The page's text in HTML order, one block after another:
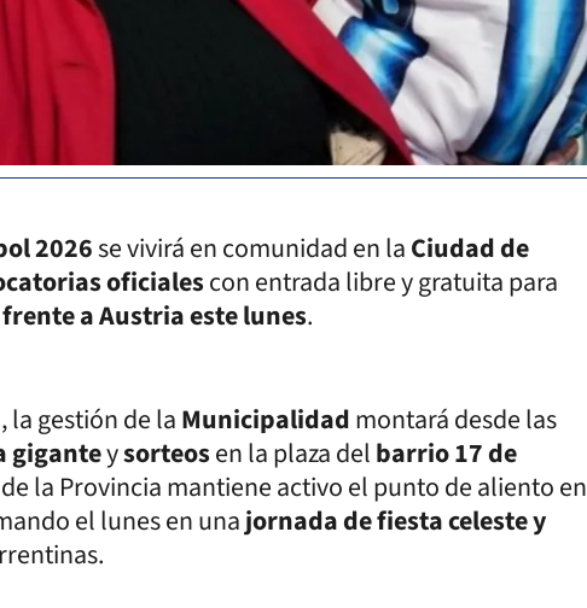
2026se vivirá en comunidad en laCiudad de
oficialescon entrada libre y gratuita para
a Austria este lunes.
la gestión de laMunicipalidadmontará desde las
giganteysorteosen la plaza delbarrio 17 de
la Provincia mantiene activo el punto de aliento en
el lunes en unajornada de fiesta celeste y